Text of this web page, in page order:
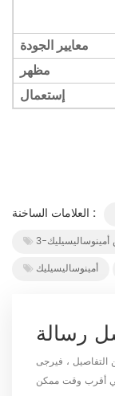
معايير الجودة
مظهر
إستعمال
العلامات الساخنة :
أمينوساليسيليك
رسالة
التفاصيل ، فيرجى